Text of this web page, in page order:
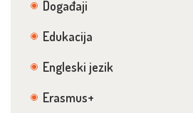
Događaji
Edukacija
Engleski jezik
Erasmus+